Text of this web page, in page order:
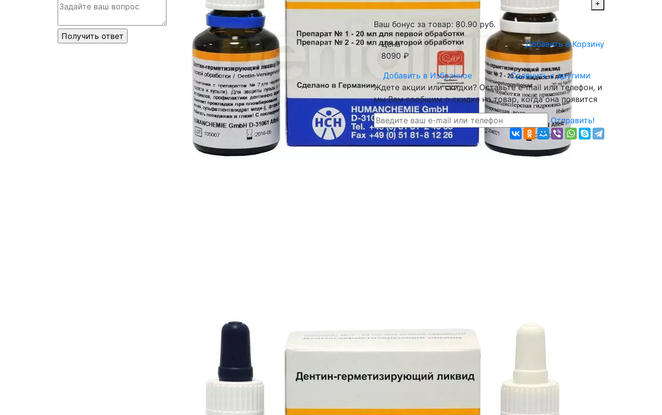
+
Ваш бонус за товар: 80.90 руб.
Цена
8090 ₽
Добавить в Корзину
Добавить в Избранное
Сравнить с другими
Ждете акции или скидки? Оставьте e-mail или телефон, и
мы Вам сообщим о скидке на товар, когда она появится
Отправить!